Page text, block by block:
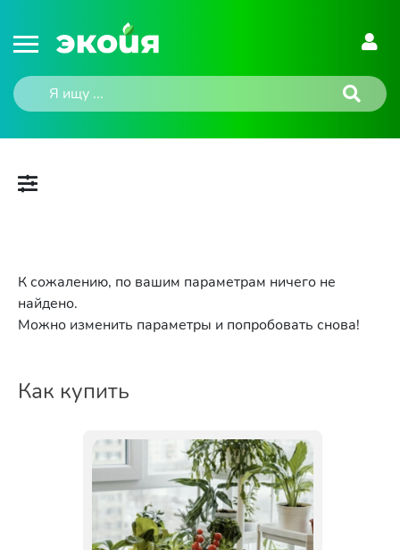
К сожалению, по вашим параметрам ничего не
найдено.
Можно изменить параметры и попробовать снова!
Как купить